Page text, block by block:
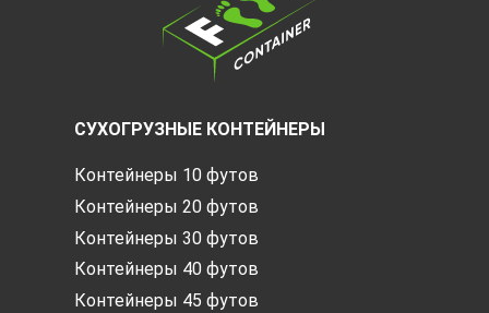
СУХОГРУЗНЫЕ КОНТЕЙНЕРЫ
Контейнеры 10 футов
Контейнеры 20 футов
Контейнеры 30 футов
Контейнеры 40 футов
Контейнеры 45 футов